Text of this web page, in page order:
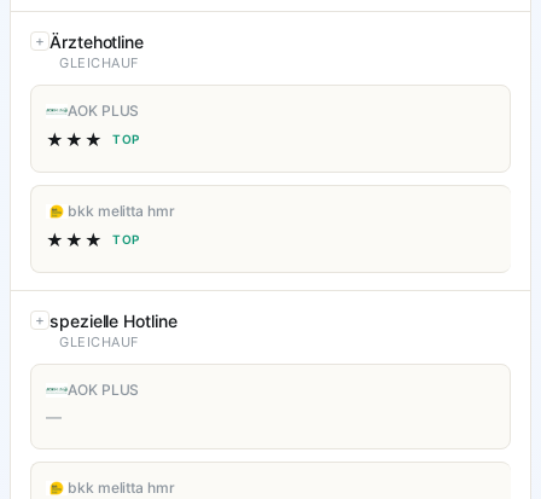
Ärztehotline
GLEICHAUF
AOK PLUS
★★★ TOP
bkk melitta hmr
★★★ TOP
spezielle Hotline
GLEICHAUF
AOK PLUS
—
bkk melitta hmr